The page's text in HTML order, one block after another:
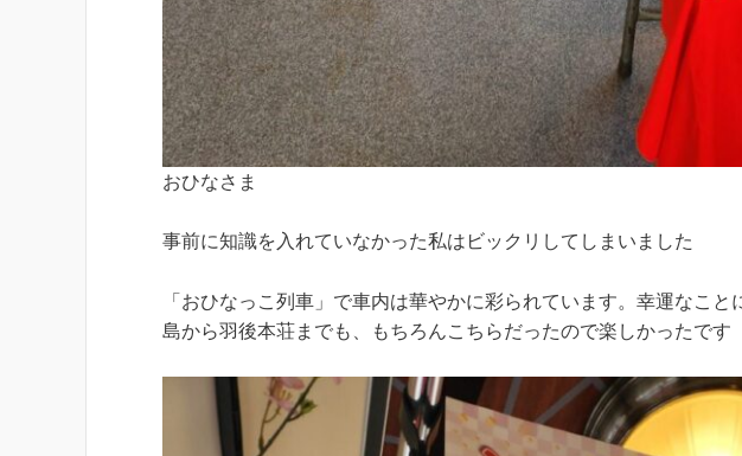
おひなさま
事前に知識を入れていなかった私はビックリしてしまいました
「おひなっこ列車」で車内は華やかに彩られています。幸運なこ
島から羽後本荘までも、もちろんこちらだったので楽しかったです